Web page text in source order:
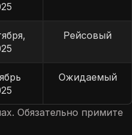
Рейсовый
Ожидаемый
Обязательно примите